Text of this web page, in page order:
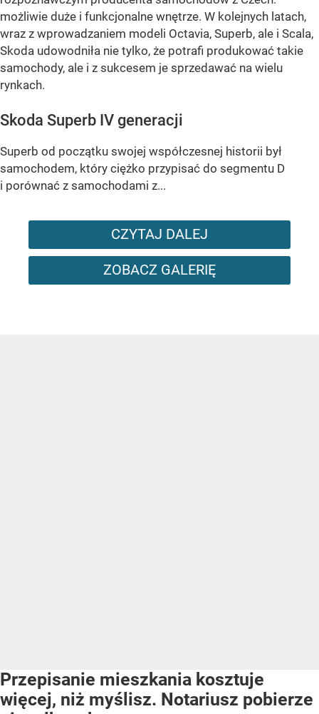
możliwie duże i funkcjonalne wnętrze. W kolejnych latach,
wraz z wprowadzaniem modeli Octavia, Superb, ale i Scala,
Skoda udowodniła nie tylko, że potrafi produkować takie
samochody, ale i z sukcesem je sprzedawać na wielu
rynkach.
Skoda Superb IV generacji
Superb od początku swojej współczesnej historii był
samochodem, który ciężko przypisać do segmentu D
i porównać z samochodami z...
CZYTAJ DALEJ
ZOBACZ GALERIĘ
Przepisanie mieszkania kosztuje
więcej, niż myślisz. Notariusz pobierze